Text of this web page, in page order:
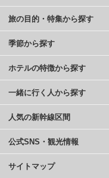
旅の目的・特集から探す
季節から探す
ホテルの特徴から探す
一緒に行く人から探す
人気の新幹線区間
公式SNS・観光情報
サイトマップ